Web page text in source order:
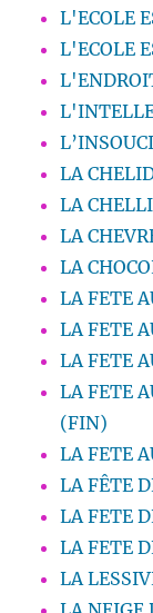
L'ECOLE
L'ECOLE
LA
LA
LA
LA
LA FETE
LA FETE
LA FETE
LA FETE
(FIN)
LA FETE
LA FÊTE
LA FETE
LA FETE
LA